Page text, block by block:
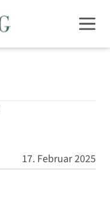
17. Februar 2025